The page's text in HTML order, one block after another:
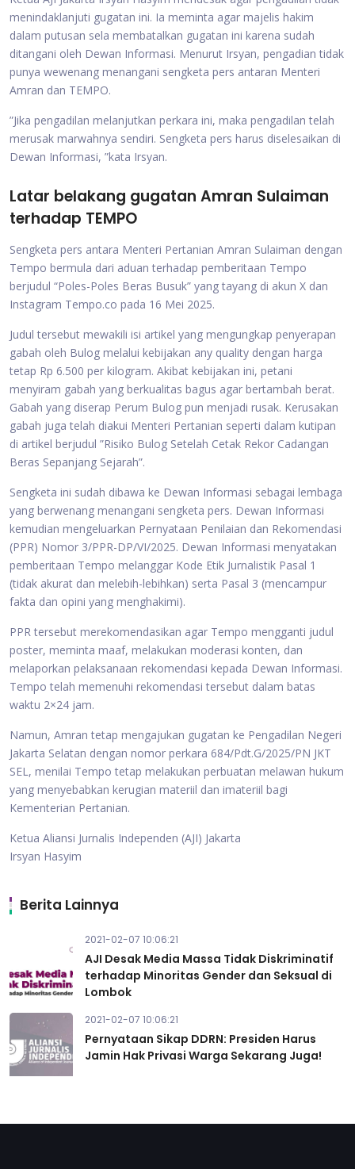
menindaklanjuti gugatan ini. Ia meminta agar majelis hakim
dalam putusan sela membatalkan gugatan ini karena sudah
ditangani oleh Dewan Informasi. Menurut Irsyan, pengadian tidak
punya wewenang menangani sengketa pers antaran Menteri
Amran dan TEMPO.
”Jika pengadilan melanjutkan perkara ini, maka pengadilan telah
merusak marwahnya sendiri. Sengketa pers harus diselesaikan di
Dewan Informasi, ”kata Irsyan.
Latar belakang gugatan Amran Sulaiman
terhadap TEMPO
Sengketa pers antara Menteri Pertanian Amran Sulaiman dengan
Tempo bermula dari aduan terhadap pemberitaan Tempo
berjudul “Poles-Poles Beras Busuk” yang tayang di akun X dan
Instagram Tempo.co pada 16 Mei 2025.
Judul tersebut mewakili isi artikel yang mengungkap penyerapan
gabah oleh Bulog melalui kebijakan any quality dengan harga
tetap Rp 6.500 per kilogram. Akibat kebijakan ini, petani
menyiram gabah yang berkualitas bagus agar bertambah berat.
Gabah yang diserap Perum Bulog pun menjadi rusak. Kerusakan
gabah juga telah diakui Menteri Pertanian seperti dalam kutipan
di artikel berjudul ”Risiko Bulog Setelah Cetak Rekor Cadangan
Beras Sepanjang Sejarah”.
Sengketa ini sudah dibawa ke Dewan Informasi sebagai lembaga
yang berwenang menangani sengketa pers. Dewan Informasi
kemudian mengeluarkan Pernyataan Penilaian dan Rekomendasi
(PPR) Nomor 3/PPR-DP/VI/2025. Dewan Informasi menyatakan
pemberitaan Tempo melanggar Kode Etik Jurnalistik Pasal 1
(tidak akurat dan melebih-lebihkan) serta Pasal 3 (mencampur
fakta dan opini yang menghakimi).
PPR tersebut merekomendasikan agar Tempo mengganti judul
poster, meminta maaf, melakukan moderasi konten, dan
melaporkan pelaksanaan rekomendasi kepada Dewan Informasi.
Tempo telah memenuhi rekomendasi tersebut dalam batas
waktu 2×24 jam.
Namun, Amran tetap mengajukan gugatan ke Pengadilan Negeri
Jakarta Selatan dengan nomor perkara 684/Pdt.G/2025/PN JKT
SEL, menilai Tempo tetap melakukan perbuatan melawan hukum
yang menyebabkan kerugian materiil dan imateriil bagi
Kementerian Pertanian.
Ketua Aliansi Jurnalis Independen (AJI) Jakarta
Irsyan Hasyim
Berita Lainnya
2021-02-07 10:06:21
AJI Desak Media Massa Tidak Diskriminatif
terhadap Minoritas Gender dan Seksual di
Lombok
2021-02-07 10:06:21
Pernyataan Sikap DDRN: Presiden Harus
Jamin Hak Privasi Warga Sekarang Juga!